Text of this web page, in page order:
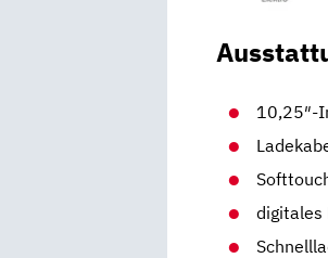
10,25″-
digitales